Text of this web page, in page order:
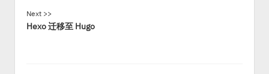
Next >>
Hexo 迁移至 Hugo